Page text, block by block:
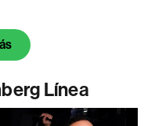
Línea